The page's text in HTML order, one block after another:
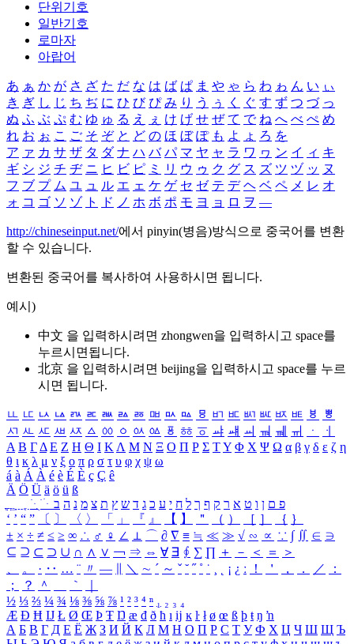
단위기호
일반기호
로마자
아랍어
あ ぁ か が さ ざ た だ な は ば ぱ ま や ゃ ら わ ゎ ん い ぃ
き ぎ し じ ち ぢ に ひ び ぴ み り う ぅ く ぐ す ず つ づ っ
ぬ ふ ぶ ぷ む ゆ ゅ る え ぇ け げ せ ぜ て で ね へ べ ぺ め
れ お ぉ こ ご そ ぞ と ど の ほ ぼ ぽ も よ ょ ろ を
ア ァ カ サ ザ タ ダ ナ ハ バ パ マ ヤ ャ ラ ワ ヮ ン イ ィ キ
ギ シ ジ チ ヂ ニ ヒ ビ ピ ミ リ ウ ゥ ク グ ス ズ ツ ヅ ッ ヌ
フ ブ プ ム ユ ュ ル エ ェ ケ ゲ セ ゼ テ デ ヘ ベ ペ メ レ オ
ォ コ ゴ ソ ゾ ト ド ノ ホ ボ ポ モ ヨ ョ ロ ヲ ―
http://chineseinput.net/에서 pinyin(병음)방식으로 중국어를 변환
할 수 있습니다.
변환된 중국어를 복사하여 사용하시면 됩니다.
예시)
中文 을 입력하시려면 zhongwen을 입력하시고 space를
누르시면됩니다.
北京 을 입력하시려면 beijing을 입력하시고 space를 누르
시면 됩니다.
ㅥ ㅦ ㅧ ㅨ ㅩ ㅪ ㅫ ㅬ ㅭ ㅮ ㅯ ㅰ ㅱ ㅲ ㅳ ㅴ ㅵ ㅶ ㅷ ㅸ
ㅹ
ㅺ ㅻ ㅼ ㅽ ㅾ ㅿ ㆀ ㆁ ㆂ ㆃ ㆄ ㆅ ㆆ ㆇ ㆈ ㆉ ㆊ ㆋ ㆌ ㆍ
ㆎ
Α Β ΓΔ Ε Ζ Η Θ Ι ΚΛ Μ Ν Ξ Ο Π Ρ Σ ΤΥ Φ Χ Ψ Ω α β γ δ ε ζ η
θ ι κ λ μ ν ξ ο π ρ σ τ υ φ χ ψ ω
á à Á À é è É È ç Ç ê
Ä Ö Ü ä ö ü ß
ִֶֹ ֻּ ׁׂ פ ם ן ו ט א ר ק ף ך ל ח י ע כ ג ד ש ץ ת צ מ נ ה ב
‘ ’ “ ” 〔 〕 〈 〉 「 」 『 』 【 】 ＂ （ ） ［ ］ ｛ ｝
± × ÷ ≠ ≤ ≥ ∞ ∴ ♂ ♀ ∠ ⊥ ⌒ ∂ ∇ ≡ ≒ ≪ ≫ √ ∽ ∝ ∵ ∫ ∬ ∈ ∋
⊆ ⊇ ⊂ ⊃ ∪ ∩ ∧ ∨ ￢ ⇒ ⇔ ∀ ∃ ∮ ∑ ∏ ＋ － ＜ ＝
＞
、
。 · ‥ … ¨ 〃 ― ＼ ∼ ´ ～ ˇ ˘ ˝ ˚ ˙ ¸ ¡ ¿ ː ！ ＇ ， ． ／
：
；
？ ＾ ｀
½ ⅓ ⅔ ¼ ¾ ⅛ ⅜ ⅝ ⅞ ¹ ² ³ ⁴ ⁿ ₁ ₂ ₃ ₄
Æ Ð Ħ Ĳ Ł Ø Œ Þ Ŧ Ŋ æ đ ð ħ ı ĳ ĸ ŀ ł ø œ ß þ ŧ ŋ ŉ
А Б В Г Д Е Ё Ж З И Й К Л М Н О П Р С Т У Ф Х Ц Ч Ш Щ Ъ